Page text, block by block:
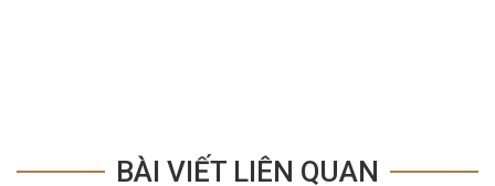
BÀI VIẾT LIÊN QUAN